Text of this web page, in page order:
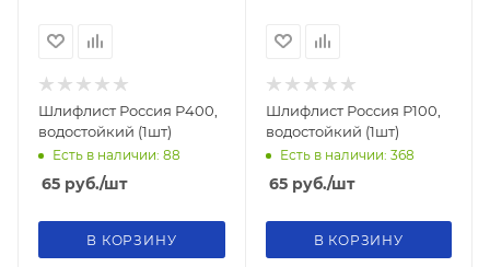
Шлифлист Россия Р400,
водостойкий (1шт)
Есть в наличии: 88
65 руб./шт
В КОРЗИНУ
Шлифлист Россия Р100,
водостойкий (1шт)
Есть в наличии: 368
65руб./шт
В КОРЗИНУ